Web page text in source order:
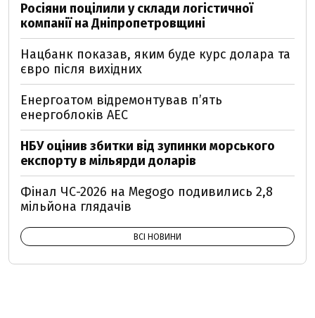
Росіяни поцілили у склади логістичної
компанії на Дніпропетровщині
Нацбанк показав, яким буде курс долара та
євро після вихідних
Енергоатом відремонтував п’ять
енергоблоків АЕС
НБУ оцінив збитки від зупинки морського
експорту в мільярди доларів
Фінал ЧС-2026 на Megogo подивились 2,8
мільйона глядачів
ВСІ НОВИНИ